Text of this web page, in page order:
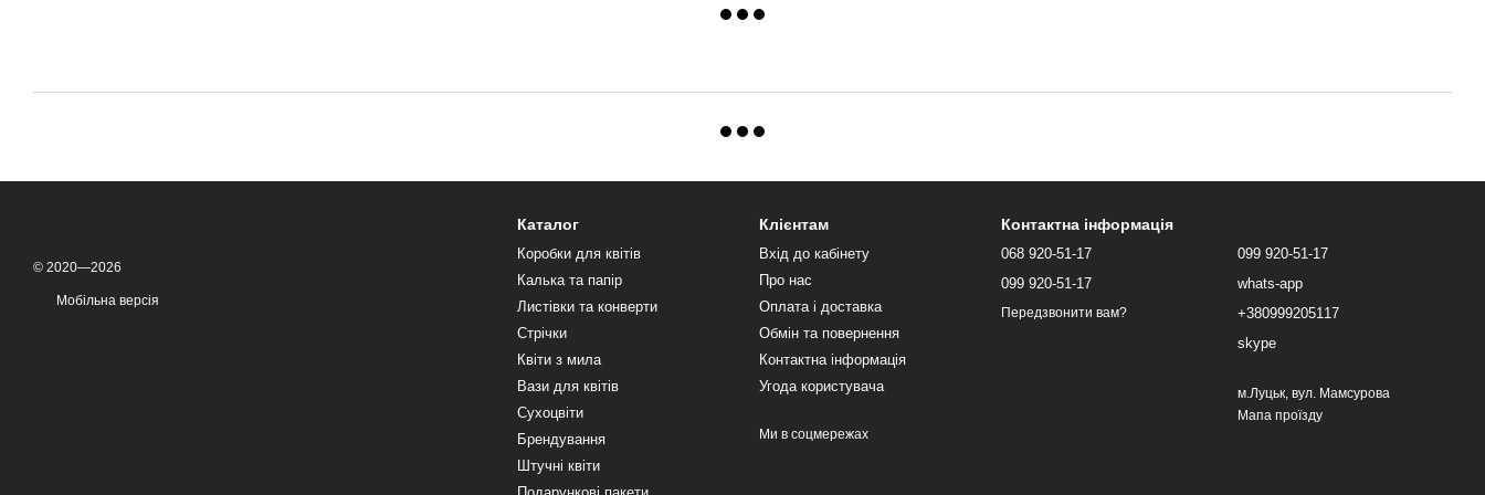
© 2020—2026
Мобільна версія
Каталог
Коробки для квітів
Калька та папір
Листівки та конверти
Стрічки
Квіти з мила
Вази для квітів
Сухоцвіти
Брендування
Штучні квіти
Клієнтам
Вхід до кабінету
Про нас
Оплата і доставка
Обмін та повернення
Контактна інформація
Угода користувача
Ми в соцмережах
Контактна інформація
068 920-51-17
099 920-51-17
Передзвонити вам?
099 920-51-17
whats-app
+380999205117
skype
м.Луцьк, вул. Мамсурова
Мапа проїзду